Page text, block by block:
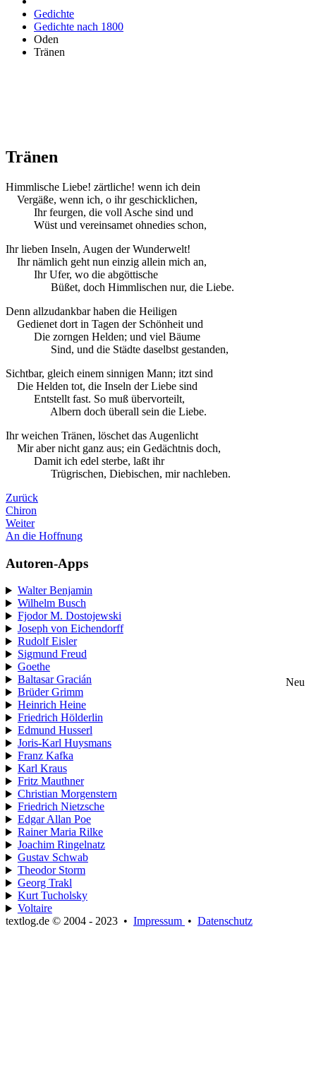
Gedichte
Gedichte nach 1800
Oden
Tränen
Tränen
Himmlische Liebe! zärtliche! wenn ich dein
Vergäße, wenn ich, o ihr geschicklichen,
Ihr feurgen, die voll Asche sind und
Wüst und vereinsamet ohnedies schon,
Ihr lieben Inseln, Augen der Wunderwelt!
Ihr nämlich geht nun einzig allein mich an,
Ihr Ufer, wo die abgöttische
Büßet, doch Himmlischen nur, die Liebe.
Denn allzudankbar haben die Heiligen
Gedienet dort in Tagen der Schönheit und
Die zorngen Helden; und viel Bäume
Sind, und die Städte daselbst gestanden,
Sichtbar, gleich einem sinnigen Mann; itzt sind
Die Helden tot, die Inseln der Liebe sind
Entstellt fast. So muß übervorteilt,
Albern doch überall sein die Liebe.
Ihr weichen Tränen, löschet das Augenlicht
Mir aber nicht ganz aus; ein Gedächtnis doch,
Damit ich edel sterbe, laßt ihr
Trügrischen, Diebischen, mir nachleben.
Zurück
Chiron
Weiter
An die Hoffnung
Autoren-Apps
Walter Benjamin
Wilhelm Busch
Fjodor M. Dostojewski
Joseph von Eichendorff
Rudolf Eisler
Sigmund Freud
Goethe
Baltasar Gracián
Neu
Brüder Grimm
Heinrich Heine
Friedrich Hölderlin
Edmund Husserl
Joris-Karl Huysmans
Franz Kafka
Karl Kraus
Fritz Mauthner
Christian Morgenstern
Friedrich Nietzsche
Edgar Allan Poe
Rainer Maria Rilke
Joachim Ringelnatz
Gustav Schwab
Theodor Storm
Georg Trakl
Kurt Tucholsky
Voltaire
textlog.de © 2004 - 2023 • Impressum • Datenschutz